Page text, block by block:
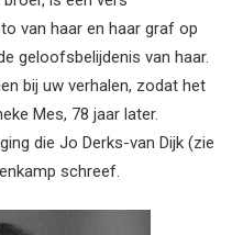
van haar en haar graf op
geloofsbelijdenis van haar.
bij uw verhalen, zodat het
Mes, 78 jaar later.
die Jo Derks-van Dijk (zie
schreef.